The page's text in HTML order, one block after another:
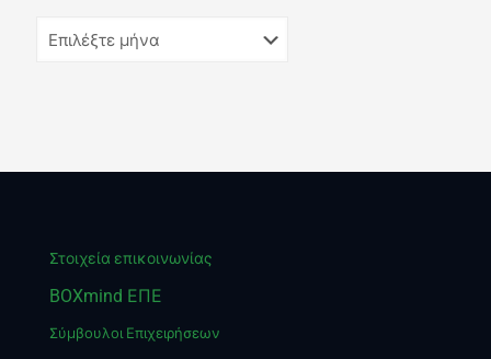
Στοιχεία επικοινωνίας
BOXmind ΕΠΕ
Σύμβουλοι Επιχειρήσεων